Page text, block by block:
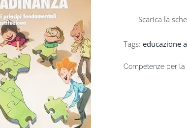
Scarica la
Tags: educazione
Competenze per